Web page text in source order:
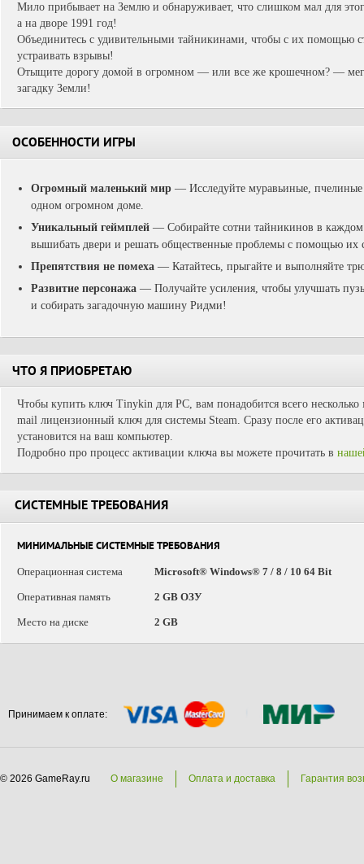
Мило прибывает на Землю и обнаруживает, что слишком мал для
а на дворе 1991 год!
Объединитесь с удивительными тайникинами, чтобы с их помощью
устраивать взрывы!
Отыщите дорогу домой в огромном — или все же крошечном? —
загадку Земли!
ОСОБЕННОСТИ ИГРЫ
Огромный маленький мир — Исследуйте муравьиные, пчелиные
одном огромном доме.
Уникальный геймплей — Собирайте сотни тайникинов в каждом
вышибать двери и решать общественные проблемы с помощью их
Препятствия не помеха — Катайтесь, прыгайте и выполняйте
Развитие персонажа — Получайте усиления, чтобы улучшать
и собирать загадочную машину Ридми!
ЧТО Я ПРИОБРЕТАЮ
Чтобы купить ключ Tinykin для PC, вам понадобится всего
mail лицензионный ключ для системы Steam. Сразу после его
установится на ваш компьютер.
Подробно про процесс активации ключа вы можете прочитать в
СИСТЕМНЫЕ ТРЕБОВАНИЯ
МИНИМАЛЬНЫЕ СИСТЕМНЫЕ ТРЕБОВАНИЯ
Операционная система
Microsoft® Windows® 7 / 8 / 10 64 Bit
Оперативная память 2 GB ОЗУ
Место на диске 2 GB
Принимаем к оплате:
© 2026 GameRay.ru О магазине Оплата и доставка Гарантия